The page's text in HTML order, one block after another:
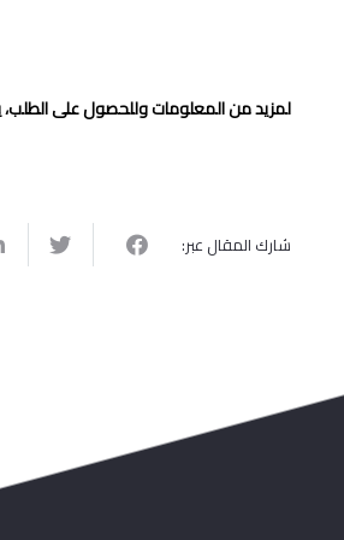
لمزيد من المعلومات وللحصول على الطلب،
شارك المقال عبر: